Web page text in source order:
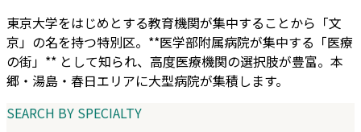
東京大学をはじめとする教育機関が集中することから「文
京」の名を持つ特別区。**医学部附属病院が集中する「医療
の街」** として知られ、高度医療機関の選択肢が豊富。本
郷・湯島・春日エリアに大型病院が集積します。
SEARCH BY SPECIALTY